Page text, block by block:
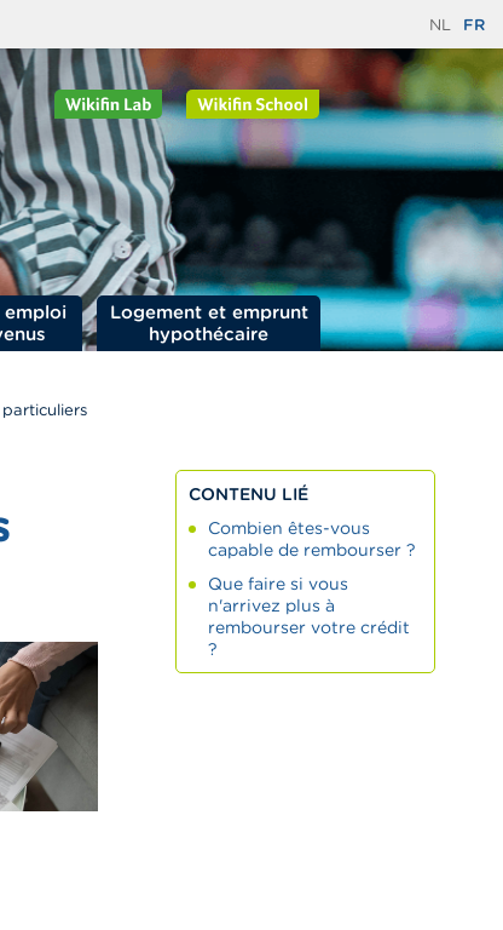
NL FR
Logement et emprunt
hypothécaire
CONTENU LIÉ
Combien êtes-vous
capable de rembourser ?
Que faire si vous
n'arrivez plus à
rembourser votre crédit
?